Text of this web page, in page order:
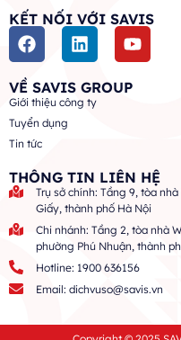
KẾT NỐI VỚI SAVIS
VỀ SAVIS GROUP
Giới thiệu công ty
Tuyển dụng
Tin tức
THÔNG TIN LIÊN HỆ
Trụ sở chính: Tầng 9, tòa
Giấy, thành phố Hà Nội
Chi nhánh: Tầng 2, tòa nhà
phường Phú Nhuận, thành
Hotline: 1900 636156
Email: dichvuso@savis.vn